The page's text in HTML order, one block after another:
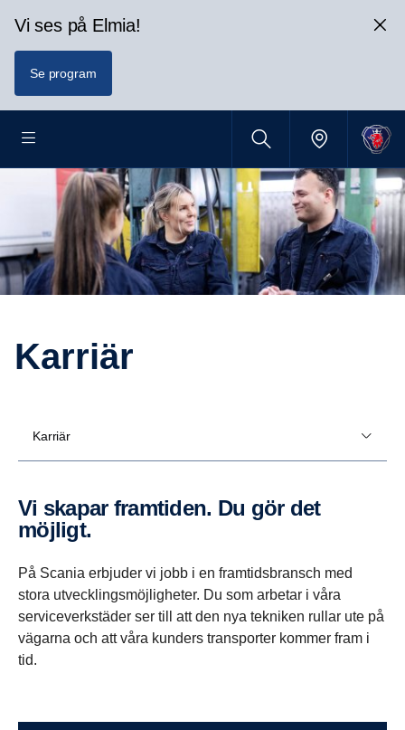
Vi ses på Elmia!
Se program
Karriär
Karriär
Vi skapar framtiden. Du gör det
möjligt.
På Scania erbjuder vi jobb i en framtidsbransch med
stora utvecklingsmöjligheter. Du som arbetar i våra
serviceverkstäder ser till att den nya tekniken rullar ute på
vägarna och att våra kunders transporter kommer fram i
tid.